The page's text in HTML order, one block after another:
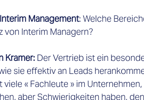
Management: Welche
von Interim Managern?
Kramer: Der Vertrieb ist ein
sie effektiv an Leads
viele « Fachleute » im Unternehmen,
aber Schwierigkeiten haben,